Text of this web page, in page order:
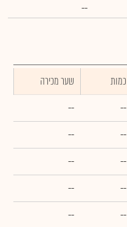
--
כמות
שער מכירה
--
--
--
--
--
--
--
--
--
--